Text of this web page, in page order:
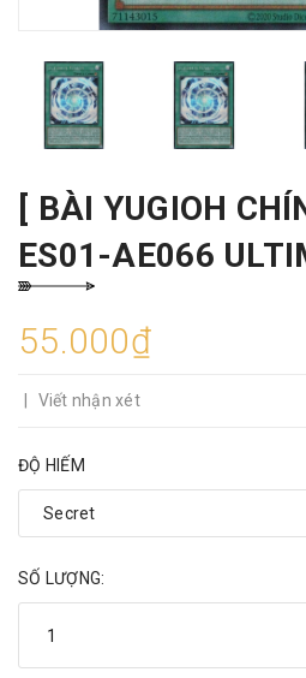
[ BÀI YUGIOH
ES01-AE066
55.000₫
Viết nhận xét
ĐỘ HIẾM
SỐ LƯỢNG: